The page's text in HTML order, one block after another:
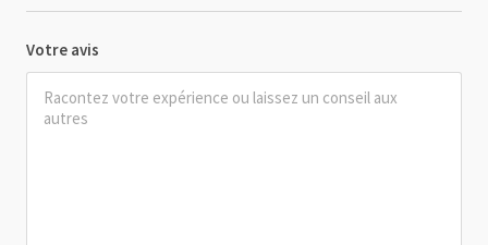
Votre avis